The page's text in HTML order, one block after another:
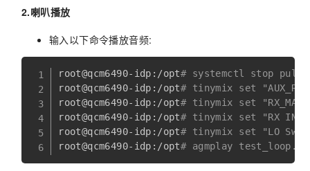
2.喇叭播放
输入以下命令播放音频:
root@qcm6490-idp:/opt# systemctl stop
root@qcm6490-idp:/opt# tinymix set
root@qcm6490-idp:/opt# tinymix set
root@qcm6490-idp:/opt# tinymix set "RX
root@qcm6490-idp:/opt# tinymix set "LO
root@qcm6490-idp:/opt# agmplay